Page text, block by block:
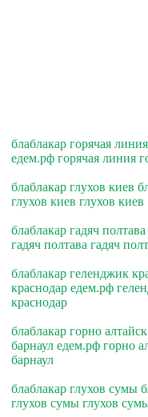
блаблакар горячая
едем.рф горячая линия
блаблакар глухов киев
глухов киев глухов киев
блаблакар гадяч
гадяч полтава гадяч
блаблакар геленджик
краснодар едем.рф
краснодар
блаблакар горно
барнаул едем.рф горно
барнаул
блаблакар глухов сумы
глухов сумы глухов